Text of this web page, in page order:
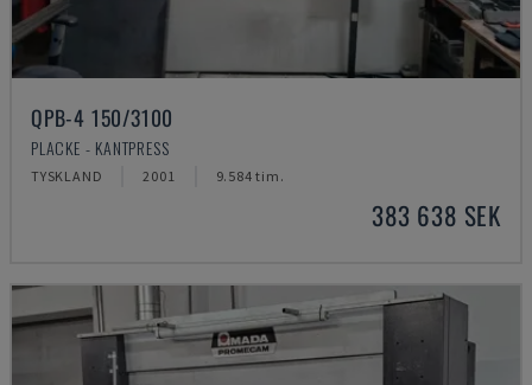
QPB-4 150/3100
PLACKE - KANTPRESS
TYSKLAND 2001 9.584 tim.
383 638 SEK